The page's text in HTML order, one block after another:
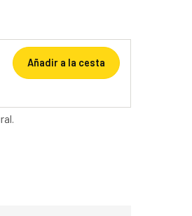
Añadir a la cesta